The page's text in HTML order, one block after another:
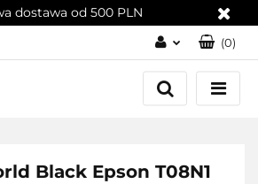
dostawa od 500 PLN
Zaloguj się
Załóż konto
(0)
Black Epson T08N1